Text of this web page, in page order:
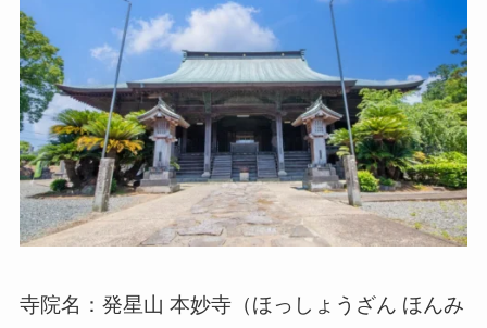
寺院名：発星山 本妙寺（ほっしょうざん ほんみ